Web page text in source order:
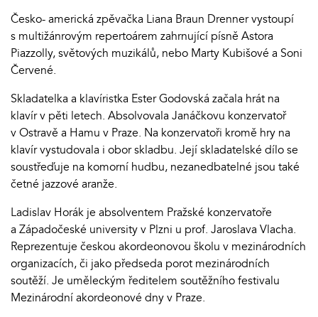
Česko- americká zpěvačka Liana Braun Drenner vystoupí
s multižánrovým repertoárem zahrnující písně Astora
Piazzolly, světových muzikálů, nebo Marty Kubišové a Soni
Červené.
Skladatelka a klavíristka Ester Godovská začala hrát na
klavír v pěti letech. Absolvovala Janáčkovu konzervatoř
v Ostravě a Hamu v Praze. Na konzervatoři kromě hry na
klavír vystudovala i obor skladbu. Její skladatelské dílo se
soustřeďuje na komorní hudbu, nezanedbatelné jsou také
četné jazzové aranže.
Ladislav Horák je absolventem Pražské konzervatoře
a Západočeské university v Plzni u prof. Jaroslava Vlacha.
Reprezentuje českou akordeonovou školu v mezinárodních
organizacích, či jako předseda porot mezinárodních
soutěží. Je uměleckým ředitelem soutěžního festivalu
Mezinárodní akordeonové dny v Praze.